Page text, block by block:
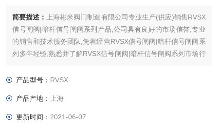
简要描述：
上海彬米阀门制造有限公司专业生产(供应)销售RVSX
信号闸阀|暗杆信号闸阀系列产品,公司具有良好的市场信誉,专业
的销售和技术服务团队,凭着经营RVSX信号闸阀|暗杆信号闸阀系
列多年经验,熟悉并了解RVSX信号闸阀|暗杆信号闸阀系列市场行
产品型号： RVSX
产品产地： 上海
更新时间： 2021-06-07